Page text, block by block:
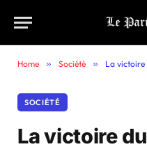
Home » Société » La victoire du PSG
SOCIÉTÉ
La victoire